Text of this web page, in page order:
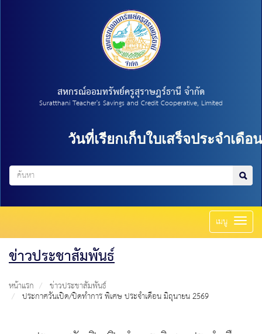
สหกรณ์ออมทรัพย์ครูสุราษฎร์ธานี จำกัด
Suratthani Teacher's Savings and Credit Cooperative, Limited
วันที่เรียกเก็บใบเสร็จประจำเดือน
เมนู Toggle
ข่าวประชาสัมพันธ์
หน้าแรก ข่าวประชาสัมพันธ์
ประกาศวันเปิด/ปิดทำการ พิเศษ ประจำเดือน มิถุนายน 2569